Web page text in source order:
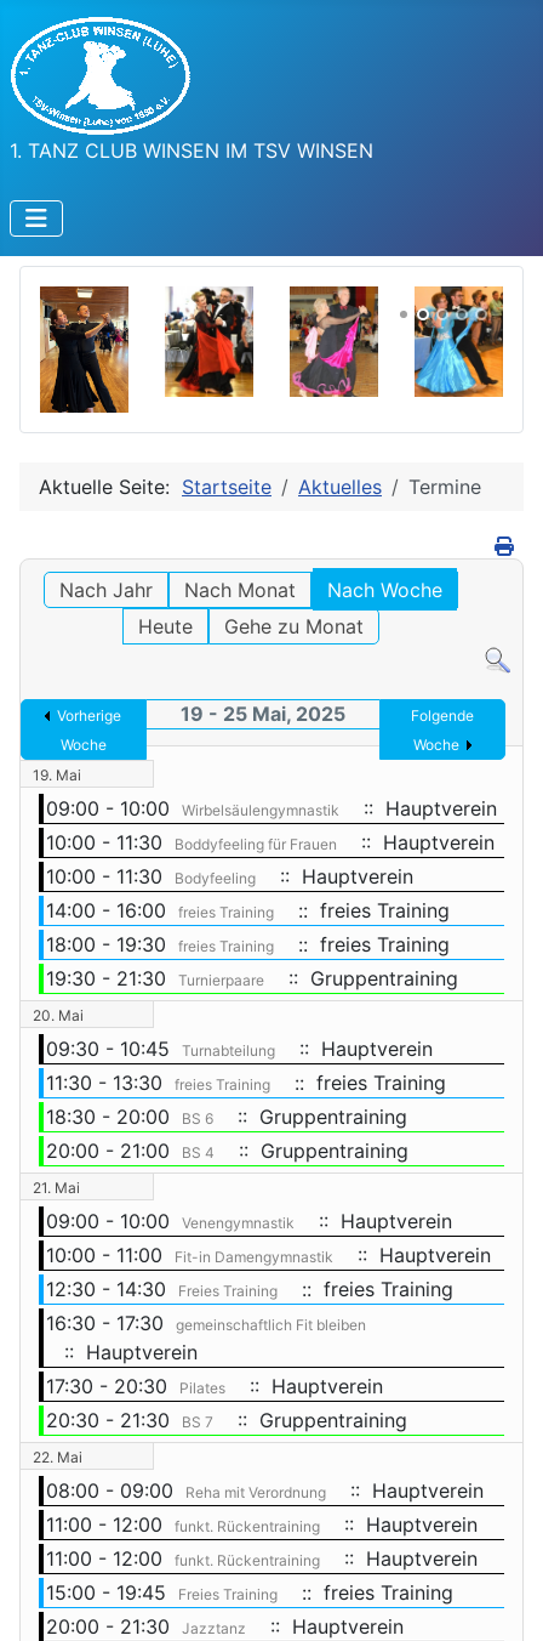
1. TANZ CLUB WINSEN IM TSV WINSEN
Aktuelle Seite: Startseite Aktuelles Termine
Nach Jahr Nach Monat
Nach Woche
Heute
Gehe zu Monat
Vorherige
Woche
19 - 25 Mai, 2025
Folgende
Woche
19. Mai
09:00 - 10:00 Wirbelsäulengymnastik
:: Hauptverein
10:00 - 11:30
Boddyfeeling für Frauen
:: Hauptverein
10:00 - 11:30
Bodyfeeling
:: Hauptverein
14:00 - 16:00
freies Training
:: freies Training
18:00 - 19:30
freies Training
:: freies Training
19:30 - 21:30
Turnierpaare :: Gruppentraining
20. Mai
09:30 - 10:45 Turnabteilung
:: Hauptverein
11:30 - 13:30
freies Training
:: freies Training
18:30 - 20:00
BS 6
:: Gruppentraining
20:00 - 21:00
BS 4 :: Gruppentraining
21. Mai
09:00 - 10:00 Venengymnastik
:: Hauptverein
10:00 - 11:00
Fit-in Damengymnastik
:: Hauptverein
12:30 - 14:30
Freies Training
:: freies Training
16:30 - 17:30
gemeinschaftlich Fit bleiben
:: Hauptverein
17:30 - 20:30
Pilates
:: Hauptverein
20:30 - 21:30
BS 7 :: Gruppentraining
22. Mai
08:00 - 09:00 Reha mit Verordnung
:: Hauptverein
11:00 - 12:00
funkt. Rückentraining
:: Hauptverein
11:00 - 12:00
funkt. Rückentraining
:: Hauptverein
15:00 - 19:45
Freies Training
:: freies Training
20:00 - 21:30
Jazztanz :: Hauptverein